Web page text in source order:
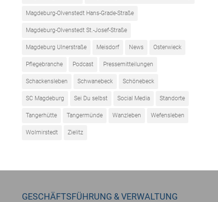
Magdeburg-Olvenstedt Hans-Grade-Straße
Magdeburg-Olvenstedt St.-Josef-Straße
Magdeburg Ulnerstraße Meisdorf News Osterwieck
Pflegebranche Podcast Pressemitteilungen
Schackensleben Schwanebeck Schönebeck
SC Magdeburg Sei Du selbst Social Media Standorte
Tangerhütte Tangermünde Wanzleben Wefensleben
Wolmirstedt Zielitz
GESCHÄFTSFÜHRUNG & VERWALTUNG